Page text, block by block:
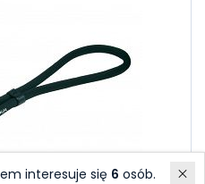
interesuje się 6 osób.